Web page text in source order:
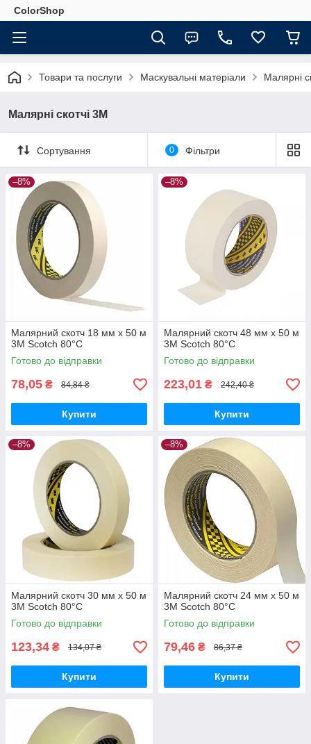
ColorShop
Товари та послуги Маскувальні матеріали Малярні
Малярні скотчі 3M
Сортування 0 Фільтри
–8%
Малярний скотч 18 мм x 50 м
3M Scotch 80°С
Готово до відправки
78,05 ₴ 84,84 ₴
Купити
–8%
Малярний скотч 48 мм x 50 м
3M Scotch 80°С
Готово до відправки
223,01 ₴ 242,40 ₴
Купити
–8%
Малярний скотч 30 мм x 50 м
3M Scotch 80°С
Готово до відправки
123,34 ₴ 134,07 ₴
Купити
–8%
Малярний скотч 24 мм x 50 м
3M Scotch 80°С
Готово до відправки
79,46 ₴ 86,37 ₴
Купити